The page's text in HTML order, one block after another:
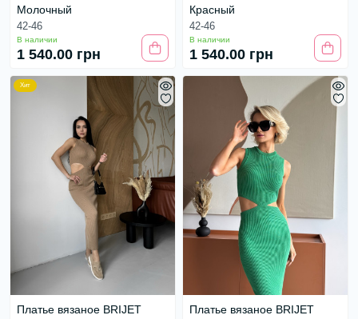
Молочный
42-46
В наличии
1 540.00 грн
Красный
42-46
В наличии
1 540.00 грн
Хит
Платье вязаное BRIJET
Платье вязаное BRIJET